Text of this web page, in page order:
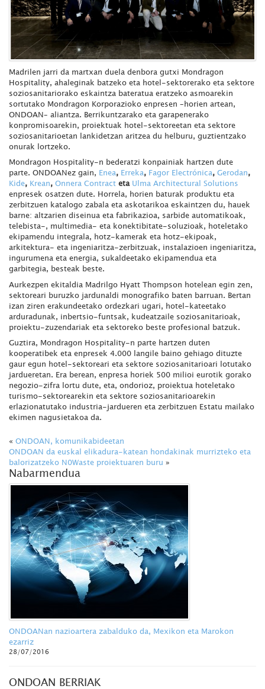
Madrilen jarri da martxan duela denbora gutxi Mondragon
Hospitality, ahaleginak batzeko eta hotel-sektorerako eta sektore
soziosanitariorako eskaintza bateratua eratzeko asmoarekin
sortutako Mondragon Korporazioko enpresen –horien artean,
ONDOAN– aliantza. Berrikuntzarako eta garapenerako
konpromisoarekin, proiektuak hotel-sektoreetan eta sektore
soziosanitarioetan lankidetzan aritzea du helburu, guztientzako
onurak lortzeko.
Mondragon Hospitality-n bederatzi konpainiak hartzen dute
parte. ONDOANez gain, Enea, Erreka, Fagor Electrónica, Gerodan,
Kide, Krean, Onnera Contract eta Ulma Architectural Solutions
enpresek osatzen dute. Horrela, horien baturak produktu eta
zerbitzuen katalogo zabala eta askotarikoa eskaintzen du, hauek
barne: altzarien diseinua eta fabrikazioa, sarbide automatikoak,
telebista-, multimedia- eta konektibitate-soluzioak, hoteletako
ekipamendu integrala, hotz-kamerak eta hotz-ekipoak,
arkitektura- eta ingeniaritza-zerbitzuak, instalazioen ingeniaritza,
ingurumena eta energia, sukaldeetako ekipamendua eta
garbitegia, besteak beste.
Aurkezpen ekitaldia Madrilgo Hyatt Thompson hotelean egin zen,
sektoreari buruzko jardunaldi monografiko baten barruan. Bertan
izan ziren erakundeetako ordezkari ugari, hotel-kateetako
arduradunak, inbertsio-funtsak, kudeatzaile soziosanitarioak,
proiektu-zuzendariak eta sektoreko beste profesional batzuk.
Guztira, Mondragon Hospitality-n parte hartzen duten
kooperatibek eta enpresek 4.000 langile baino gehiago dituzte
gaur egun hotel-sektoreari eta sektore soziosanitarioari lotutako
jardueretan. Era berean, enpresa horiek 500 milioi eurotik gorako
negozio-zifra lortu dute, eta, ondorioz, proiektua hoteletako
turismo-sektorearekin eta sektore soziosanitarioarekin
erlazionatutako industria-jardueren eta zerbitzuen Estatu mailako
ekimen nagusietakoa da.
« ONDOAN, komunikabideetan
ONDOAN da euskal elikadura-katean hondakinak murrizteko eta
balorizatzeko N0Waste proiektuaren buru »
Nabarmendua
ONDOANan nazioartera zabalduko da, Mexikon eta Marokon
ezarriz
28/07/2016
ONDOAN BERRIAK